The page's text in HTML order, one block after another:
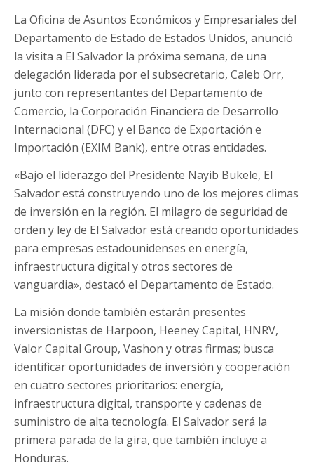
La Oficina de Asuntos Económicos y Empresariales del
Departamento de Estado de Estados Unidos, anunció
la visita a El Salvador la próxima semana, de una
delegación liderada por el subsecretario, Caleb Orr,
junto con representantes del Departamento de
Comercio, la Corporación Financiera de Desarrollo
Internacional (DFC) y el Banco de Exportación e
Importación (EXIM Bank), entre otras entidades.
«Bajo el liderazgo del Presidente Nayib Bukele, El
Salvador está construyendo uno de los mejores climas
de inversión en la región. El milagro de seguridad de
orden y ley de El Salvador está creando oportunidades
para empresas estadounidenses en energía,
infraestructura digital y otros sectores de
vanguardia», destacó el Departamento de Estado.
La misión donde también estarán presentes
inversionistas de Harpoon, Heeney Capital, HNRV,
Valor Capital Group, Vashon y otras firmas; busca
identificar oportunidades de inversión y cooperación
en cuatro sectores prioritarios: energía,
infraestructura digital, transporte y cadenas de
suministro de alta tecnología. El Salvador será la
primera parada de la gira, que también incluye a
Honduras.